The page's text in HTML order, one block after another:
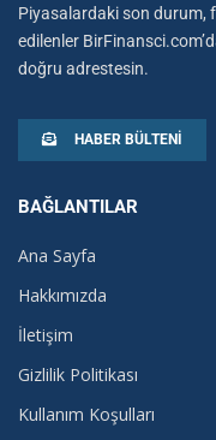
Piyasalardaki son durum,
edilenler
doğru adrestesin.
HABER BÜLTENI
BAĞLANTILAR
Ana Sayfa
Hakkımızda
İletişim
Gizlilik Politikası
Kullanım Koşulları